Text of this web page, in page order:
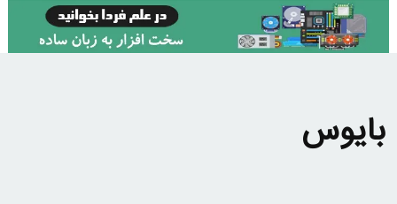
بایوس